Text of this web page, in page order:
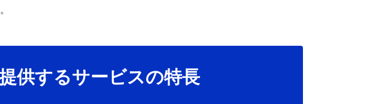
供するサービスの特長